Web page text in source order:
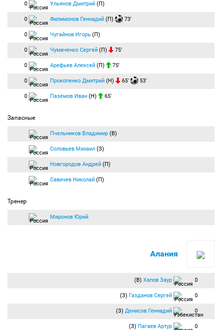
0 Ульянов Дмитрий (П)
0 Филимонов Геннадий (П) 73′
0 Чугайнов Игорь (П)
0 Чумаченко Сергей (П) 75′
0 Арефьев Алексей (П) 75′
0 Прокопенко Дмитрий (Н) 65′ 53′
0 Пазёмов Иван (Н) 65′
Запасные
Пчельников Владимир (В)
Соловьев Михаил (З)
Новгородов Андрей (П)
Савичев Николай (П)
Тренер
Миронов Юрий
Алания
(В) Хапов Заур 0
(З) Газданов Сергей 0
(З) Денисов Геннадий 0
(З) Пагаев Артур 0